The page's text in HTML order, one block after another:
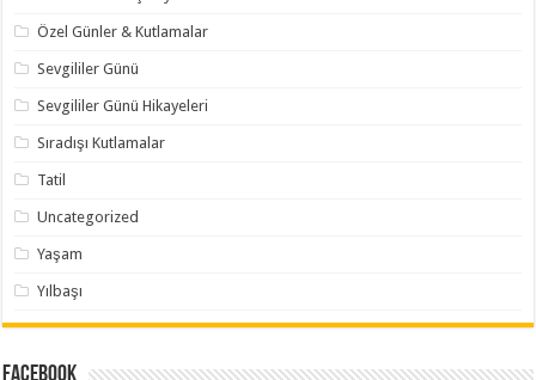
Özel Günler & Kutlamalar
Sevgililer Günü
Sevgililer Günü Hikayeleri
Sıradışı Kutlamalar
Tatil
Uncategorized
Yaşam
Yılbaşı